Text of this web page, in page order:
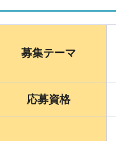
募集テーマ
応募資格